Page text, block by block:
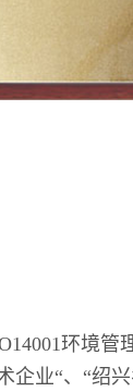
环境管
企业“、“绍